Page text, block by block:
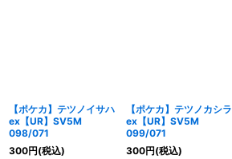
【ポケカ】テツノイサハ
ex【UR】SV5M
098/071
300円(税込)
【ポケカ】テツノカシラ
ex【UR】SV5M
099/071
300円(税込)